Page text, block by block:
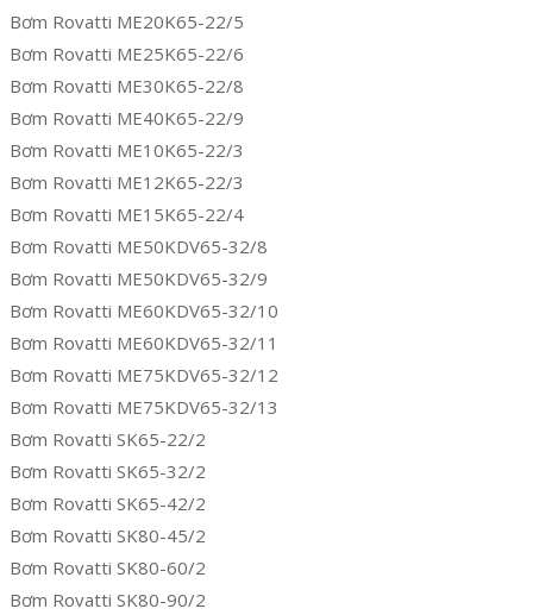
Bơm Rovatti ME20K65-22/5
Bơm Rovatti ME25K65-22/6
Bơm Rovatti ME30K65-22/8
Bơm Rovatti ME40K65-22/9
Bơm Rovatti ME10K65-22/3
Bơm Rovatti ME12K65-22/3
Bơm Rovatti ME15K65-22/4
Bơm Rovatti ME50KDV65-32/8
Bơm Rovatti ME50KDV65-32/9
Bơm Rovatti ME60KDV65-32/10
Bơm Rovatti ME60KDV65-32/11
Bơm Rovatti ME75KDV65-32/12
Bơm Rovatti ME75KDV65-32/13
Bơm Rovatti SK65-22/2
Bơm Rovatti SK65-32/2
Bơm Rovatti SK65-42/2
Bơm Rovatti SK80-45/2
Bơm Rovatti SK80-60/2
Bơm Rovatti SK80-90/2